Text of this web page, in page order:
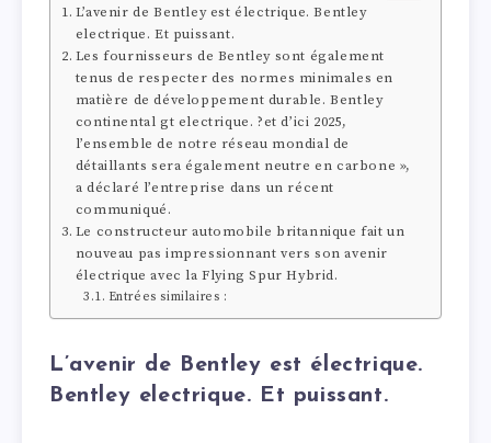
L’avenir de Bentley est électrique. Bentley
electrique. Et puissant.
Les fournisseurs de Bentley sont également
tenus de respecter des normes minimales en
matière de développement durable. Bentley
continental gt electrique. ?et d’ici 2025,
l’ensemble de notre réseau mondial de
détaillants sera également neutre en carbone »,
a déclaré l’entreprise dans un récent
communiqué.
Le constructeur automobile britannique fait un
nouveau pas impressionnant vers son avenir
électrique avec la Flying Spur Hybrid.
Entrées similaires :
L’avenir de Bentley est électrique.
Bentley electrique. Et puissant.